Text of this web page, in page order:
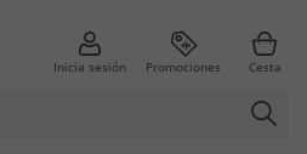
Inicia sesión Promociones Cesta